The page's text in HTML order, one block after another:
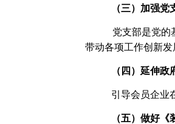
（三）加强党
党支部是党的
带动各项工作创新发
（四） 延伸政
引导会员企业
（五） 做好《